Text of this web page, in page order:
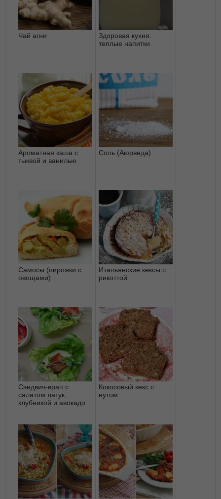
Чай агни
Здоровая кухня:
теплые напитки
Ароматная каша с
тыквой и ванилью
Соль (Аюрведа)
Самосы (пирожки с
овощами)
Итальянские кексы с
рикоттой
Сэндвич-врап с
салатом латук,
клубникой и авокадо
Кокосовый кекс с
нутом